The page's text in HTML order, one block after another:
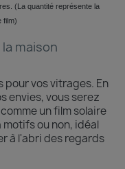
(La quantité représentela
film)
maison
pour vos vitrages. En
envies, vous serez
un film solaire
ou non, idéal
à l'abri des regards